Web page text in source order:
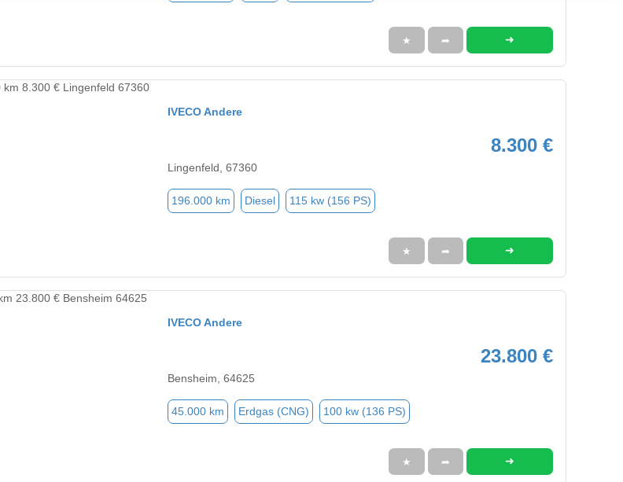
★ ➦ ➜
IVECO Andere
8.300 €
Lingenfeld, 67360
196.000 km Diesel 115 kw (156 PS)
★ ➦ ➜
IVECO Andere
23.800 €
Bensheim, 64625
45.000 km Erdgas (CNG) 100 kw (136 PS)
★ ➦ ➜